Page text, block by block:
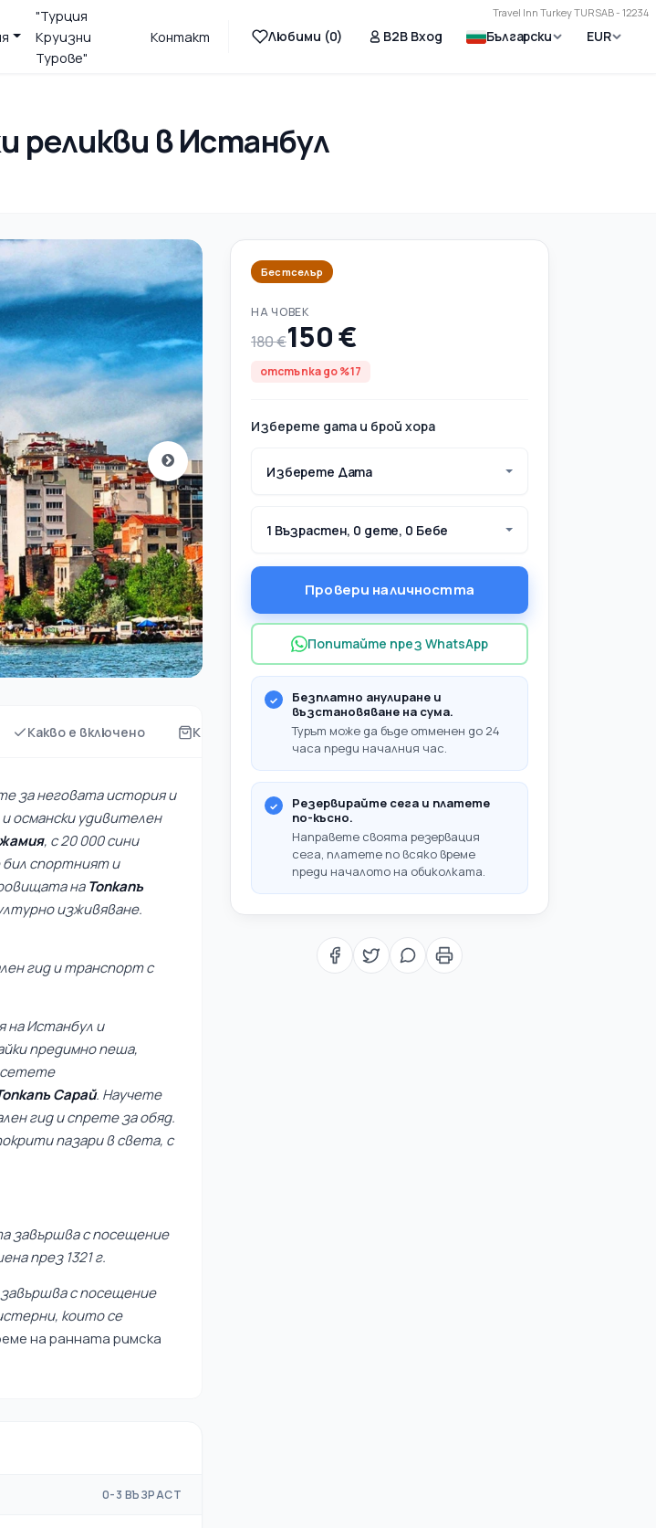
Travel Inn Turkey TURSAB - 12234
"Турция
Круизни
Турове"
Контакт Любими (0) B2B Вход Български EUR
реликви в Истанбул
Какво е включено Какво да вземете със себе си?
за неговата история и
османски удивителен
, с 20 000 сини
бил спортният и
наТопкапъ
изживяване.
гид и транспорт с
на Истанбул и
предимно пеша,
Сарай. Научете
гид и спрете за обяд.
пазари в света, с
завършва с посещение
през 1321 г.
с посещение
които се
на ранната римска
0-3 ВЪЗРАСТ
Бестселър
НА ЧОВЕК
180 €150 €
отстъпка до %17
Изберете дата и брой хора
Изберете Дата
1 Възрастен, 0 дете, 0 Бебе
Провери наличността
Попитайте през WhatsApp
Безплатно анулиране и
възстановяване на сума.
Турът може да бъде отменен до 24
часа преди началния час.
Резервирайте сега и платете
по-късно.
Направете своята резервация
сега, платете по всяко време
преди началото на обиколката.